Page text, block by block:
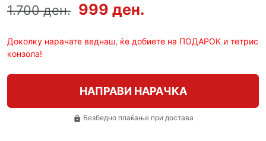
1.700 ден. 999 ден.
Доколку нарачате веднаш, ќе добиете на ПОДАРОК и тетрис
конзола!
НАПРАВИ НАРАЧКА
lock Безбедно плаќање при достава